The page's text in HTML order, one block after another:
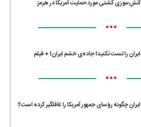
آتش‌سوزی کشتی مورد حمایت آمریکا در هرمز
•••
ایران را تست نکنید! جاده‌ی خشم ایران! + فیلم
•••
ایران چگونه رؤسای جمهور آمریکا را غافلگیر کرده است؟